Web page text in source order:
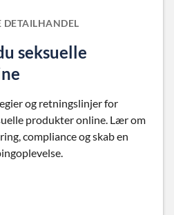
DETAILHANDEL
seksuelle
og retningslinjer for
produkter online. Lær om
compliance og skab en